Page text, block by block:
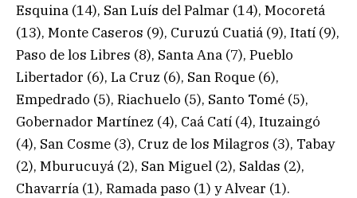
Esquina (14), San Luís del Palmar (14), Mocoretá
(13), Monte Caseros (9), Curuzú Cuatiá (9), Itatí (9),
Paso de los Libres (8), Santa Ana (7), Pueblo
Libertador (6), La Cruz (6), San Roque (6),
Empedrado (5), Riachuelo (5), Santo Tomé (5),
Gobernador Martínez (4), Caá Catí (4), Ituzaingó
(4), San Cosme (3), Cruz de los Milagros (3), Tabay
(2), Mburucuyá (2), San Miguel (2), Saldas (2),
Chavarría (1), Ramada paso (1) y Alvear (1).